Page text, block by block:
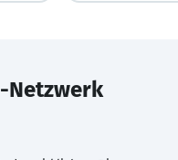
Netzwerk